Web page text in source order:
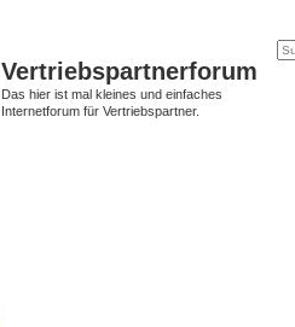
Vertriebspartnerforum
Das hier ist mal kleines und einfaches
Internetforum für Vertriebspartner.